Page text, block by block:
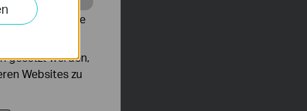
um die
gesetzt werden,
Websites zu